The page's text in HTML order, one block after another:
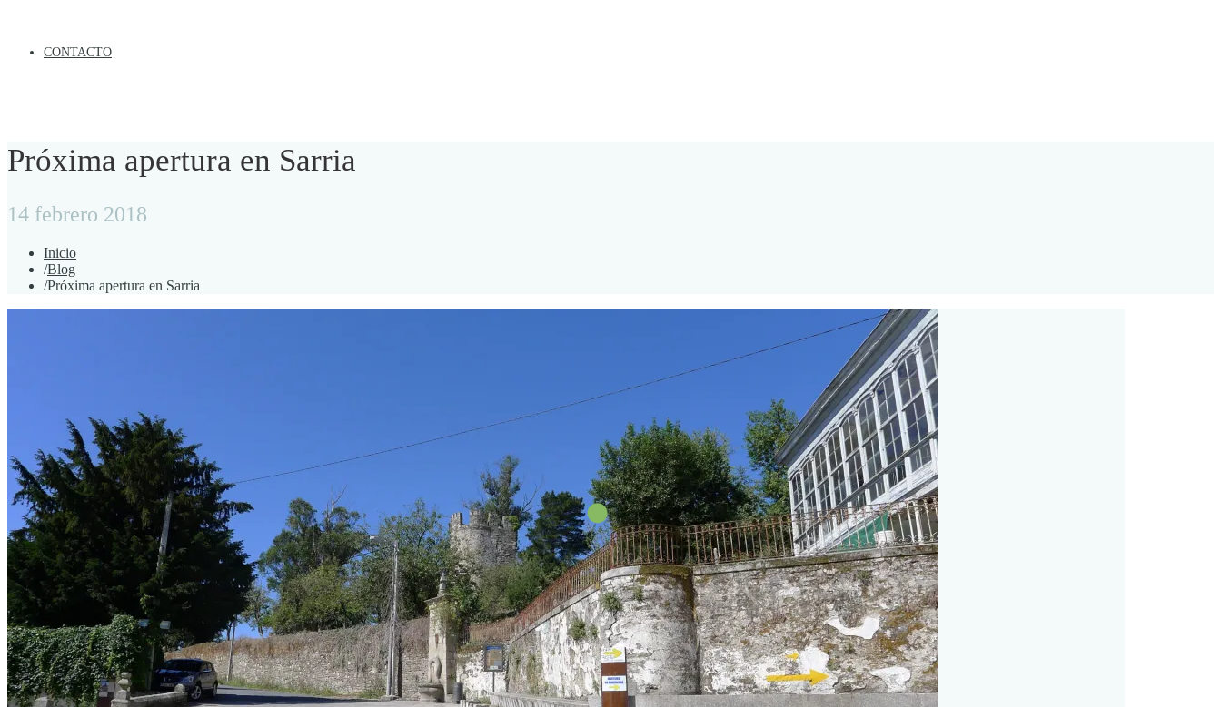
CONTACTO
Próxima apertura en Sarria
14 febrero 2018
Inicio
/Blog
/Próxima apertura en Sarria